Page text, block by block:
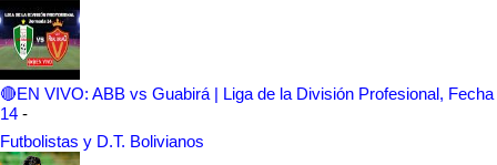
🔴EN VIVO: ABB vs Guabirá | Liga de la División Profesional, Fecha
14 -
Futbolistas y D.T. Bolivianos